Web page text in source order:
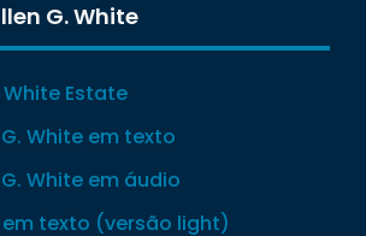
G. White
Estate
White em texto
White em áudio
em texto (versão light)